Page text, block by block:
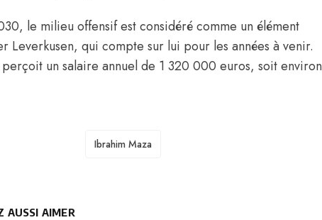
le milieu offensif est considéré comme un élément
Leverkusen, qui compte sur lui pour les années à venir.
un salaire annuel de 1 320 000 euros, soit environ
TAGS
Ibrahim Maza
AUSSI AIMER